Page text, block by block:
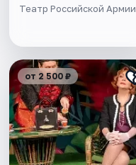
Театр Российской Армии
от 2 500 ₽